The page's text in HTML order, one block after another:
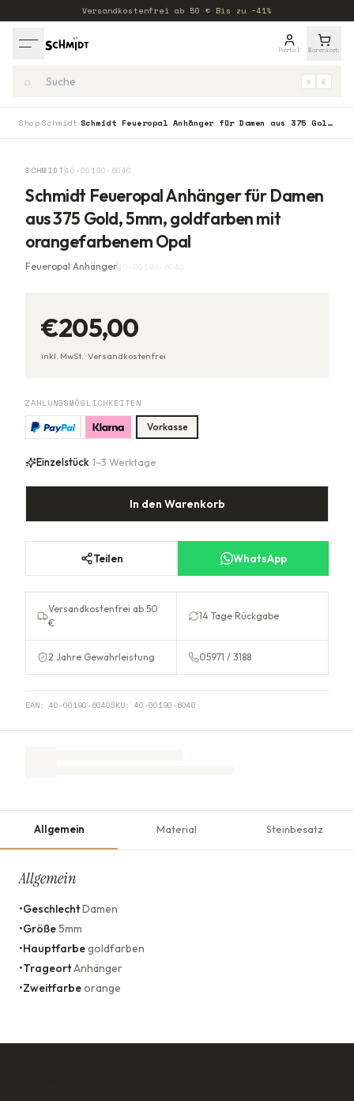
Versandkostenfrei ab 50 € Bis zu −41%
Portal Warenkorb
⌕ ⌘ K
Shop›Schmidt › Schmidt Feueropal Anhänger für Damen aus 375 Gold, 5mm, goldfarben mit orangefarbenem Opal
SCHMIDT40-00190-6040
Schmidt Feueropal Anhänger für Damen
aus 375 Gold, 5mm, goldfarben mit
orangefarbenem Opal
Feueropal Anhänger40-00190-6040
€205,00
inkl. MwSt. ·Versandkostenfrei
ZAHLUNGSMÖGLICHKEITEN
Vorkasse
Einzelstück· 1–3 Werktage
In den Warenkorb
Teilen WhatsApp
Versandkostenfrei ab 50
€
14 Tage Rückgabe
2 Jahre Gewährleistung 05971 / 3188
EAN: 40-00190-6040SKU: 40-00190-6040
Allgemein Material Steinbesatz
Allgemein
•GeschlechtDamen
•Größe5mm
•Hauptfarbegoldfarben
•TrageortAnhänger
•Zweitfarbeorange